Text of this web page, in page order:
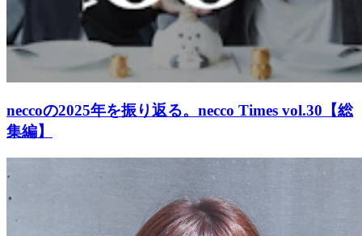
neccoの2025年を振り返る。necco Times vol.30【総
集編】